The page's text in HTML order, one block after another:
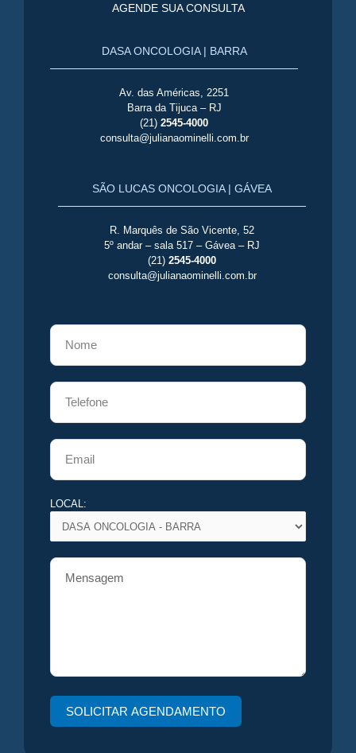
AGENDE SUA CONSULTA
DASA ONCOLOGIA | BARRA
Av. das Américas, 2251
Barra da Tijuca – RJ
(21) 2545-4000
consulta@julianaominelli.com.br
SÃO LUCAS ONCOLOGIA | GÁVEA
R. Marquês de São Vicente, 52
5º andar – sala 517 – Gávea – RJ
(21) 2545-4000
consulta@julianaominelli.com.br
LOCAL: